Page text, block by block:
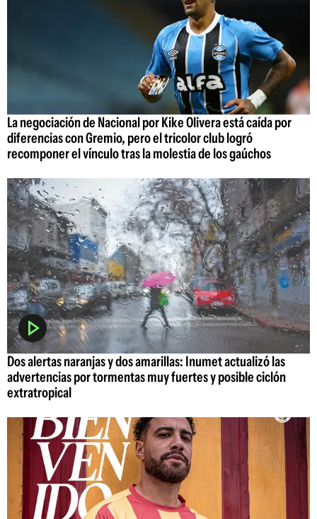
La negociación de Nacional por Kike Olivera está caída por
diferencias con Gremio, pero el tricolor club logró
recomponer el vínculo tras la molestia de los gaúchos
Dos alertas naranjas y dos amarillas: Inumet actualizó las
advertencias por tormentas muy fuertes y posible ciclón
extratropical